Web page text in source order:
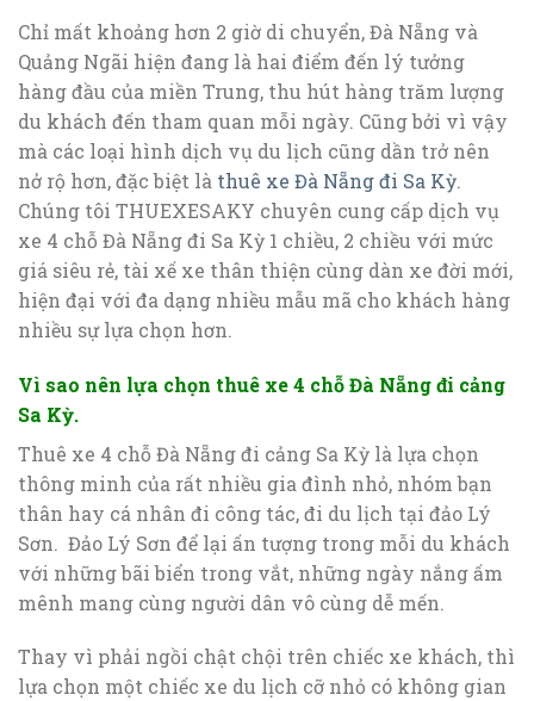
Chỉ mất khoảng hơn 2 giờ di chuyển, Đà Nẵng và
Quảng Ngãi hiện đang là hai điểm đến lý tưởng
hàng đầu của miền Trung, thu hút hàng trăm lượng
du khách đến tham quan mỗi ngày. Cũng bởi vì vậy
mà các loại hình dịch vụ du lịch cũng dần trở nên
nở rộ hơn, đặc biệt là thuê xe Đà Nẵng đi Sa Kỳ.
Chúng tôi THUEXESAKY chuyên cung cấp dịch vụ
xe 4 chỗ Đà Nẵng đi Sa Kỳ 1 chiều, 2 chiều với mức
giá siêu rẻ, tài xế xe thân thiện cùng dàn xe đời mới,
hiện đại với đa dạng nhiều mẫu mã cho khách hàng
nhiều sự lựa chọn hơn.
Vì sao nên lựa chọn thuê xe 4 chỗ Đà Nẵng đi cảng
Sa Kỳ.
Thuê xe 4 chỗ Đà Nẵng đi cảng Sa Kỳ là lựa chọn
thông minh của rất nhiều gia đình nhỏ, nhóm bạn
thân hay cá nhân đi công tác, đi du lịch tại đảo Lý
Sơn. Đảo Lý Sơn để lại ấn tượng trong mỗi du khách
với những bãi biển trong vắt, những ngày nắng ấm
mênh mang cùng người dân vô cùng dễ mến.
Thay vì phải ngồi chật chội trên chiếc xe khách, thì
lựa chọn một chiếc xe du lịch cỡ nhỏ có không gian